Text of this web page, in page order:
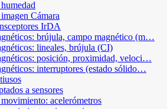
Cámara
IrDA
brújula, campo magnético (m…
lineales, brújula (CI)
posición, proximidad, veloci…
interruptores (estado sólido…
a sensores
movimiento: acelerómetros